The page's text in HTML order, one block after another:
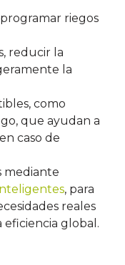
programar riegos
reducir la
la
como
que ayudan a
caso de
mediante
, para
reales
eficiencia global.